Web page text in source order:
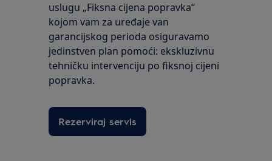
uslugu „Fiksna cijena popravka“
kojom vam za uređaje van
garancijskog perioda osiguravamo
jedinstven plan pomoći: ekskluzivnu
tehničku intervenciju po fiksnoj cijeni
popravka.
Rezerviraj servis